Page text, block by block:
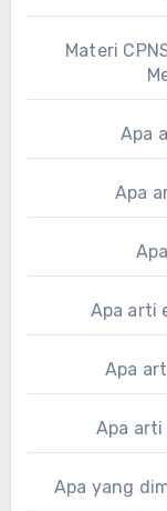
Materi
Apa
Apa
Apa arti
Apa
Apa
Apa yang